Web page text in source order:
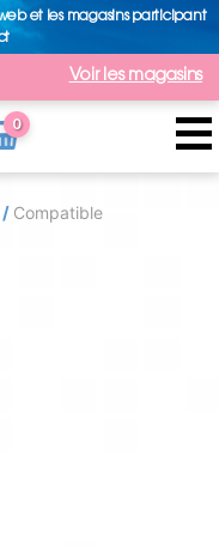
et les magasins participant
Voir les magasins
0
Arti
cle
Compatible